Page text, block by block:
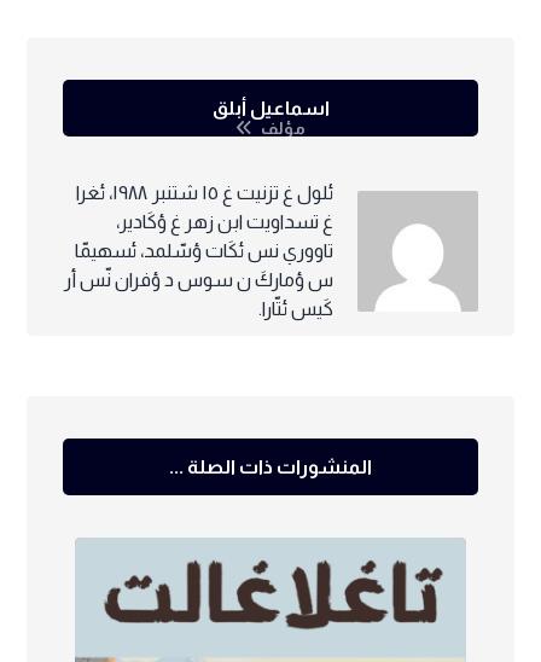
اسماعيل أبلق
مؤلف
ئلول غ تزنيت غ ١٥ شتنبر ١٩٨٨، ئغرا
غ تسداويت ابن زهر غ ؤكَادير،
تاووري نس ئكَات ؤسّلمد، ئسهيمّا
س ؤماركَ ن سوس د ؤفران نّس أر
كَيس ئتّارا.
المنشورات ذات الصلة ...